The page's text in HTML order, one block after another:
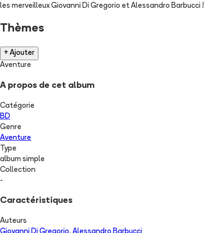
les merveilleux Giovanni Di Gregorio et Alessandro Barbucci !
Thèmes
+ Ajouter
Aventure
A propos de cet album
Catégorie
BD
Genre
Aventure
Type
album simple
Collection
-
Caractéristiques
Auteurs